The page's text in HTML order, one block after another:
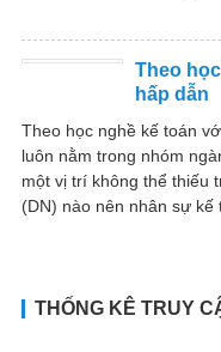
Theo
hấp dẫn
Theo học nghề kế toán
luôn nằm trong nhóm
một vị trí không thể thiếu
(DN) nào nên nhân sự kế
THỐNG KÊ TRUY